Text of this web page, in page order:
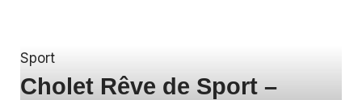
Sport
Cholet Rêve de Sport –